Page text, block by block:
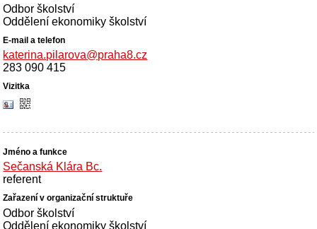
Odbor školství
Oddělení ekonomiky školství
katerina.pilarova@praha8.cz
283 090 415
Sečanská Klára Bc.
referent
Odbor školství
Oddělení ekonomiky školství